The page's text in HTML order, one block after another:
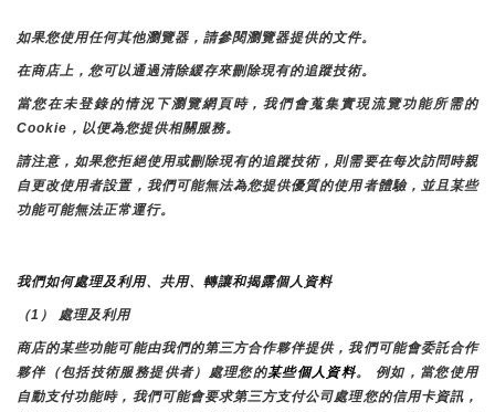
如果您使用任何其他瀏覽器，請參閱瀏覽器提供的文件。
在商店上，您可以通過清除緩存來刪除現有的追蹤技術。
當您在未登錄的情況下瀏覽網頁時，我們會蒐集實現流覽功能所需的
Cookie，以便為您提供相關服務。
請注意，如果您拒絕使用或刪除現有的追蹤技術，則需要在每次訪問時親
自更改使用者設置，我們可能無法為您提供優質的使用者體驗，並且某些
功能可能無法正常運行。
我們如何處理及利用、共用、轉讓和揭露個人資料
（1） 處理及利用
商店的某些功能可能由我們的第三方合作夥伴提供，我們可能會委託合作
夥伴（包括技術服務提供者）處理您的某些個人資料。 例如，當您使用
自動支付功能時，我們可能會要求第三方支付公司處理您的信用卡資訊，